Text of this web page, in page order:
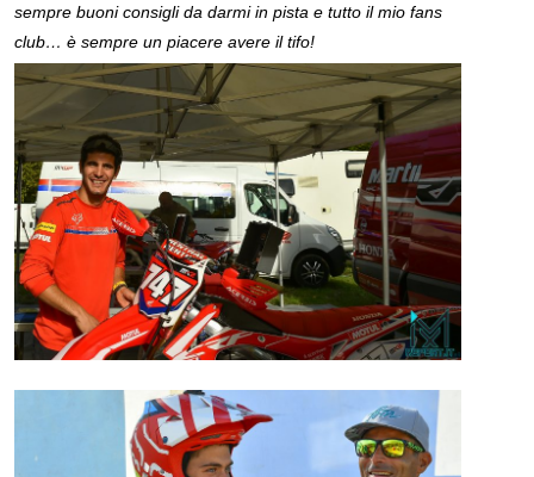
sempre buoni consigli da darmi in pista e tutto il mio fans
club… è sempre un piacere avere il tifo!